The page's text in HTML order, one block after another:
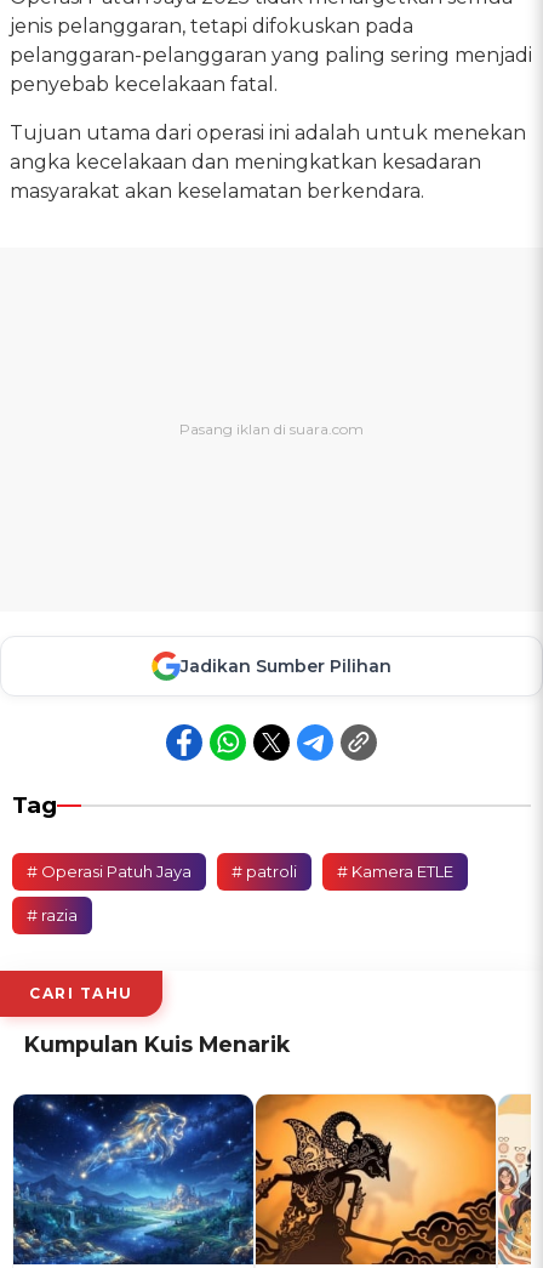
jenis pelanggaran, tetapi difokuskan pada
pelanggaran-pelanggaran yang paling sering menjadi
penyebab kecelakaan fatal.
Tujuan utama dari operasi ini adalah untuk menekan
angka kecelakaan dan meningkatkan kesadaran
masyarakat akan keselamatan berkendara.
Jadikan Sumber Pilihan
Tag
# Operasi Patuh Jaya # patroli # Kamera ETLE
# razia
CARI TAHU
Kumpulan Kuis Menarik